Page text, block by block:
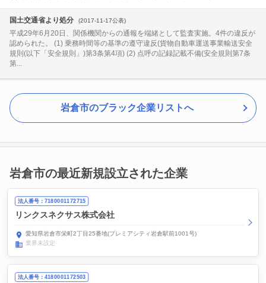
国土交通省より処分 (2017-11-17公表)
平成29年6月20日、関係機関からの通報を端緒として監査実施。4件の違反が
認められた。 (1) 乗務時間等の基準の遵守違反(貨物自動車運送事業輸送安全
規則(以下「安全規則」)第3条第4項) (2) 点呼の記録記載不備(安全規則第7条
第...
岩倉市のブラック企業リストへ
岩倉市の最近新規設立された企業
法人番号：7180001172715
リンクスネクサス株式会社
愛知県岩倉市栄町2丁目25番地(プレミアシティ岩倉駅前1001号)
業界未設定
法人番号：4180001172503